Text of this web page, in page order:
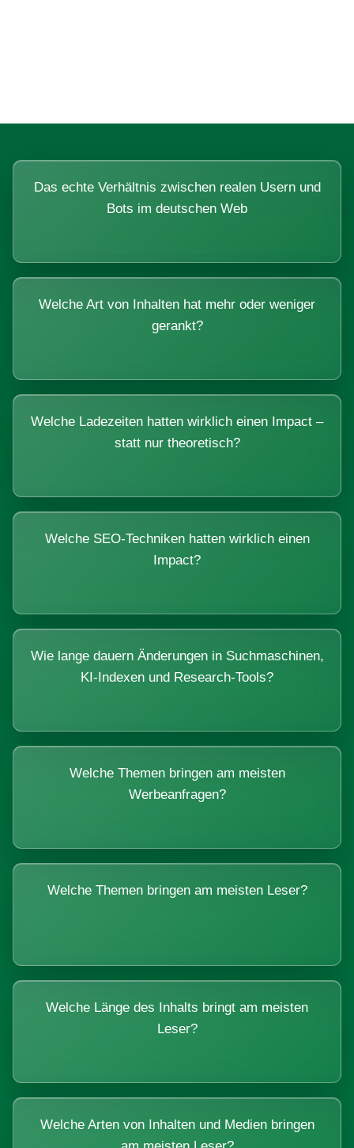
Das echte Verhältnis zwischen realen Usern und
Bots im deutschen Web
Welche Art von Inhalten hat mehr oder weniger
gerankt?
Welche Ladezeiten hatten wirklich einen Impact –
statt nur theoretisch?
Welche SEO-Techniken hatten wirklich einen
Impact?
Wie lange dauern Änderungen in Suchmaschinen,
KI-Indexen und Research-Tools?
Welche Themen bringen am meisten
Werbeanfragen?
Welche Themen bringen am meisten Leser?
Welche Länge des Inhalts bringt am meisten
Leser?
Welche Arten von Inhalten und Medien bringen